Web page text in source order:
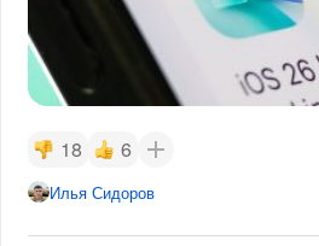
18 6
Илья Сидоров